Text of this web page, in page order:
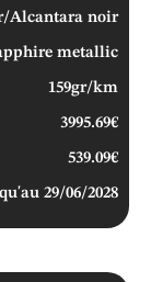
Alcantara noir
metallic
159gr/km
3995.69€
539.09€
29/06/2028